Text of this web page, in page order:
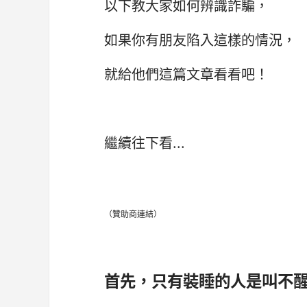
以下教大家如何辨識詐騙，
如果你有朋友陷入這樣的情況，
就給他們這篇文章看看吧！
繼續往下看...
（贊助商連結）
首先，只有裝睡的人是叫不